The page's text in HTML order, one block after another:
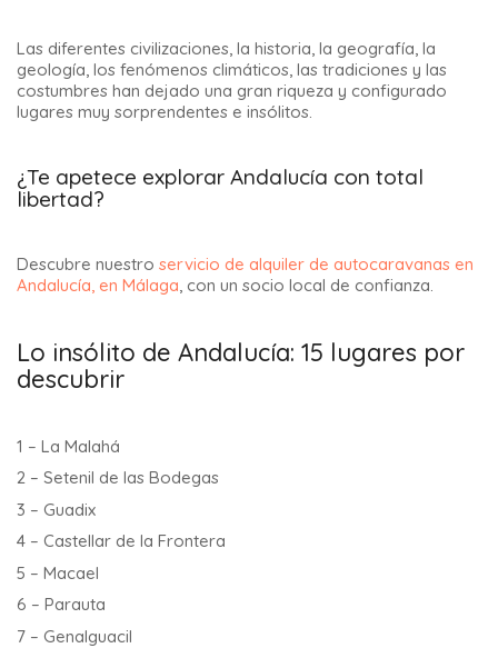
Las diferentes civilizaciones, la historia, la geografía, la
geología, los fenómenos climáticos, las tradiciones y las
costumbres han dejado una gran riqueza y configurado
lugares muy sorprendentes e insólitos.
¿Te apetece explorar Andalucía con total
libertad?
Descubre nuestro servicio de alquiler de autocaravanas en
Andalucía, en Málaga , con un socio local de confianza.
Lo insólito de Andalucía: 15 lugares por
descubrir
1 – La Malahá
2 – Setenil de las Bodegas
3 – Guadix
4 – Castellar de la Frontera
5 – Macael
6 – Parauta
7 – Genalguacil